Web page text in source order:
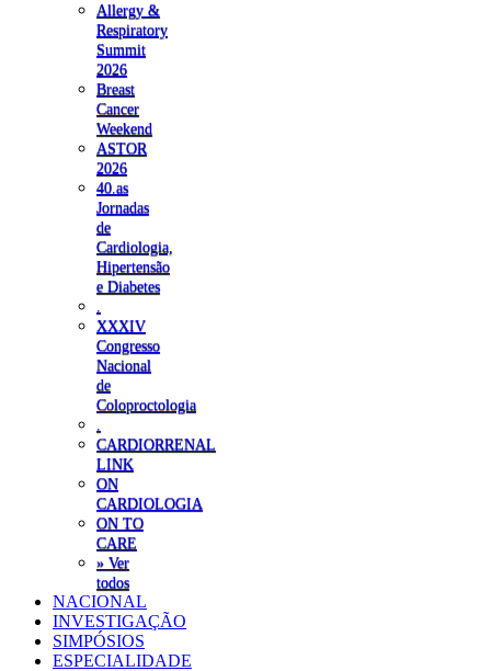
Allergy &
Respiratory
Summit
2026
Breast
Cancer
Weekend
ASTOR
2026
40.as
Jornadas
de
Cardiologia,
Hipertensão
e Diabetes
XXXIV
Congresso
Nacional
de
Coloproctologia
CARDIORRENAL
LINK
ON
CARDIOLOGIA
ON TO
CARE
» Ver
todos
NACIONAL
INVESTIGAÇÃO
SIMPÓSIOS
ESPECIALIDADE